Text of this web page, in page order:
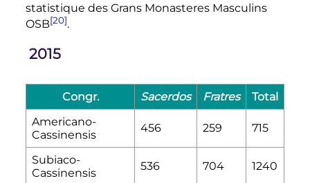
statistique des Grans Monasteres Masculins
OSB[20].
2015
Congr. Sacerdos Fratres
Total
Americano-
Cassinensis
456 259 715
Subiaco-
Cassinensis
536 704 1240